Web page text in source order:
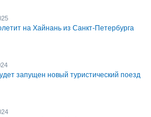
на Хайнань из Санкт-Петербурга
запущен новый туристический поезд